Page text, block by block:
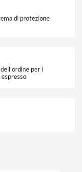
di protezione
per i